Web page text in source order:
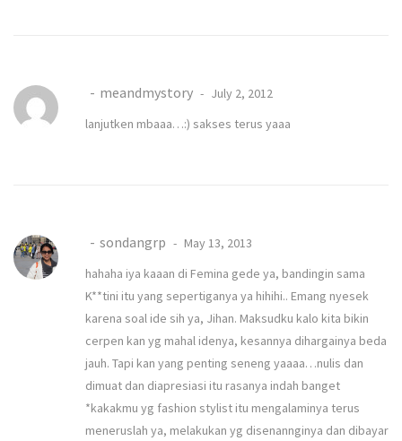
meandmystory
July 2, 2012
lanjutken mbaaa…:) sakses terus yaaa
sondangrp
May 13, 2013
hahaha iya kaaan di Femina gede ya, bandingin sama
K**tini itu yang sepertiganya ya hihihi.. Emang nyesek
karena soal ide sih ya, Jihan. Maksudku kalo kita bikin
cerpen kan yg mahal idenya, kesannya dihargainya beda
jauh. Tapi kan yang penting seneng yaaaa…nulis dan
dimuat dan diapresiasi itu rasanya indah banget
*kakakmu yg fashion stylist itu mengalaminya terus
meneruslah ya, melakukan yg disenannginya dan dibayar